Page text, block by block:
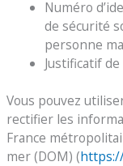
Numéro
de sécurité
personne
Justificatif
Vous pouvez
rectifier les
France
mer (DOM) (